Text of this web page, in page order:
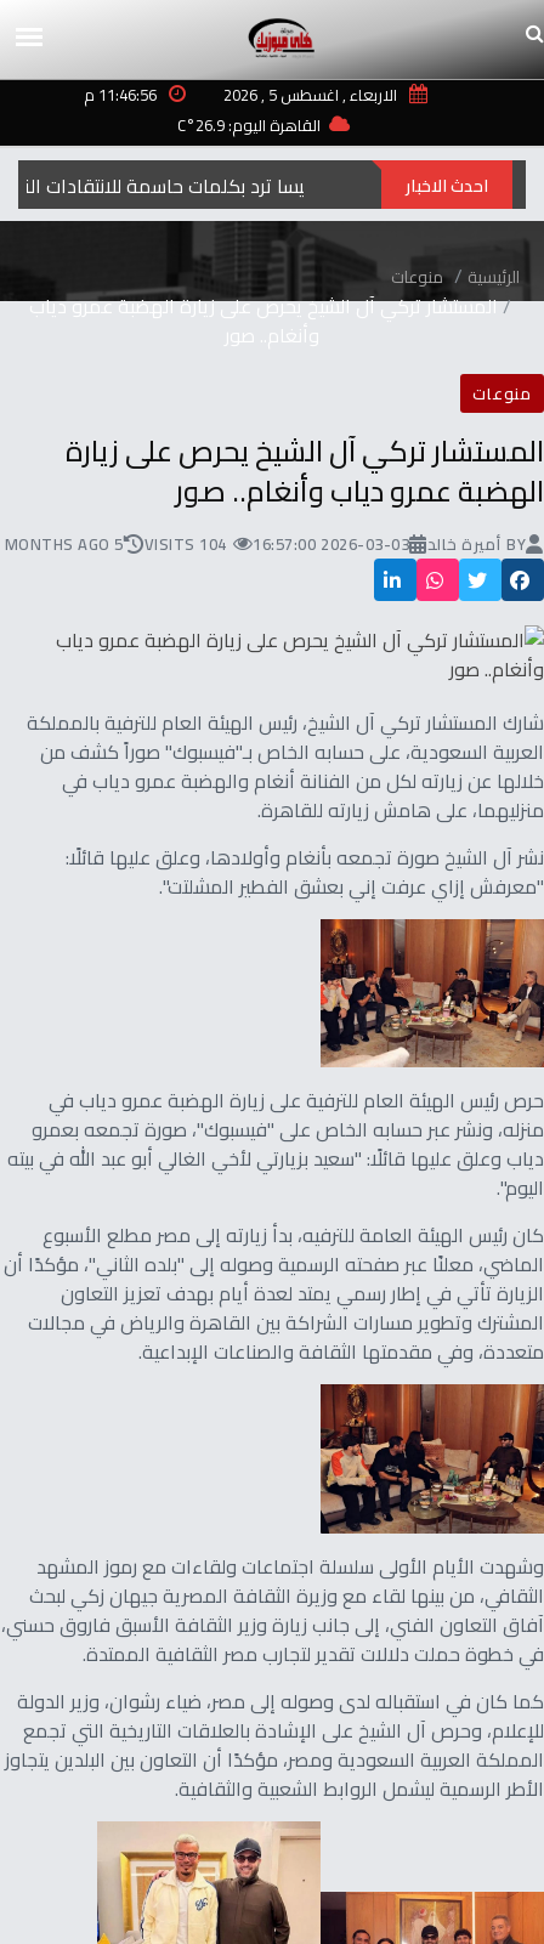
الاربعاء , اغسطس 5 , 2026
11:46:56 م
القاهرة اليوم: 26.9°C
احدث الاخبار
الرئيسية منوعات
المستشار تركي آل الشيخ يحرص على زيارة الهضبة عمرو دياب
وأنغام.. صور
منوعات
المستشار تركي آل الشيخ يحرص على زيارة
الهضبة عمرو دياب وأنغام.. صور
BY أميرة خالد 2026-03-03 16:57:00
104 VISITS
5 MONTHS AGO
شارك المستشار تركي آل الشيخ، رئيس الهيئة العام للترفية بالمملكة
العربية السعودية، على حسابه الخاص بـ"فيسبوك" صوراً كشف من
خلالها عن زيارته لكل من الفنانة أنغام والهضبة عمرو دياب في
منزليهما، على هامش زيارته للقاهرة.
نشر آل الشيخ صورة تجمعه بأنغام وأولادها، وعلق عليها قائلًا:
"معرفش إزاي عرفت إني بعشق الفطير المشلتت".
حرص رئيس الهيئة العام للترفية على زيارة الهضبة عمرو دياب في
منزله، ونشر عبر حسابه الخاص على "فيسبوك"، صورة تجمعه بعمرو
دياب وعلق عليها قائلًا: "سعيد بزيارتي لأخي الغالي أبو عبد الله في بيته
اليوم".
كان رئيس الهيئة العامة للترفيه، بدأ زيارته إلى مصر مطلع الأسبوع
الماضي، معلنًا عبر صفحته الرسمية وصوله إلى "بلده الثاني"، مؤكدًا أن
الزيارة تأتي في إطار رسمي يمتد لعدة أيام بهدف تعزيز التعاون
المشترك وتطوير مسارات الشراكة بين القاهرة والرياض في مجالات
متعددة، وفي مقدمتها الثقافة والصناعات الإبداعية.
وشهدت الأيام الأولى سلسلة اجتماعات ولقاءات مع رموز المشهد
الثقافي، من بينها لقاء مع وزيرة الثقافة المصرية جيهان زكي لبحث
آفاق التعاون الفني، إلى جانب زيارة وزير الثقافة الأسبق فاروق حسني،
في خطوة حملت دلالات تقدير لتجارب مصر الثقافية الممتدة.
كما كان في استقباله لدى وصوله إلى مصر، ضياء رشوان، وزير الدولة
للإعلام، وحرص آل الشيخ على الإشادة بالعلاقات التاريخية التي تجمع
المملكة العربية السعودية ومصر، مؤكدًا أن التعاون بين البلدين يتجاوز
الأطر الرسمية ليشمل الروابط الشعبية والثقافية.